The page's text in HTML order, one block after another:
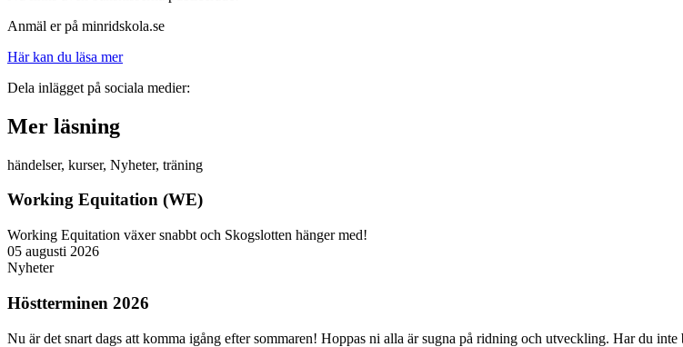
Anmäl er på minridskola.se
Här kan du läsa mer
Dela inlägget på sociala medier:
Mer läsning
händelser, kurser, Nyheter, träning
Working Equitation (WE)
Working Equitation växer snabbt och Skogslotten hänger med!
05 augusti 2026
Nyheter
Höstterminen 2026
Nu är det snart dags att komma igång efter sommaren! Hoppas ni alla är sugna på ridning och utveckling. Har du inte